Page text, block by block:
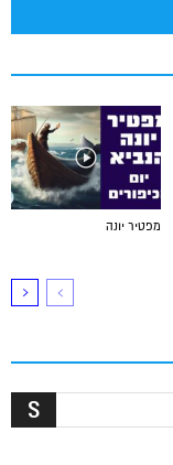
מפטיר יונה